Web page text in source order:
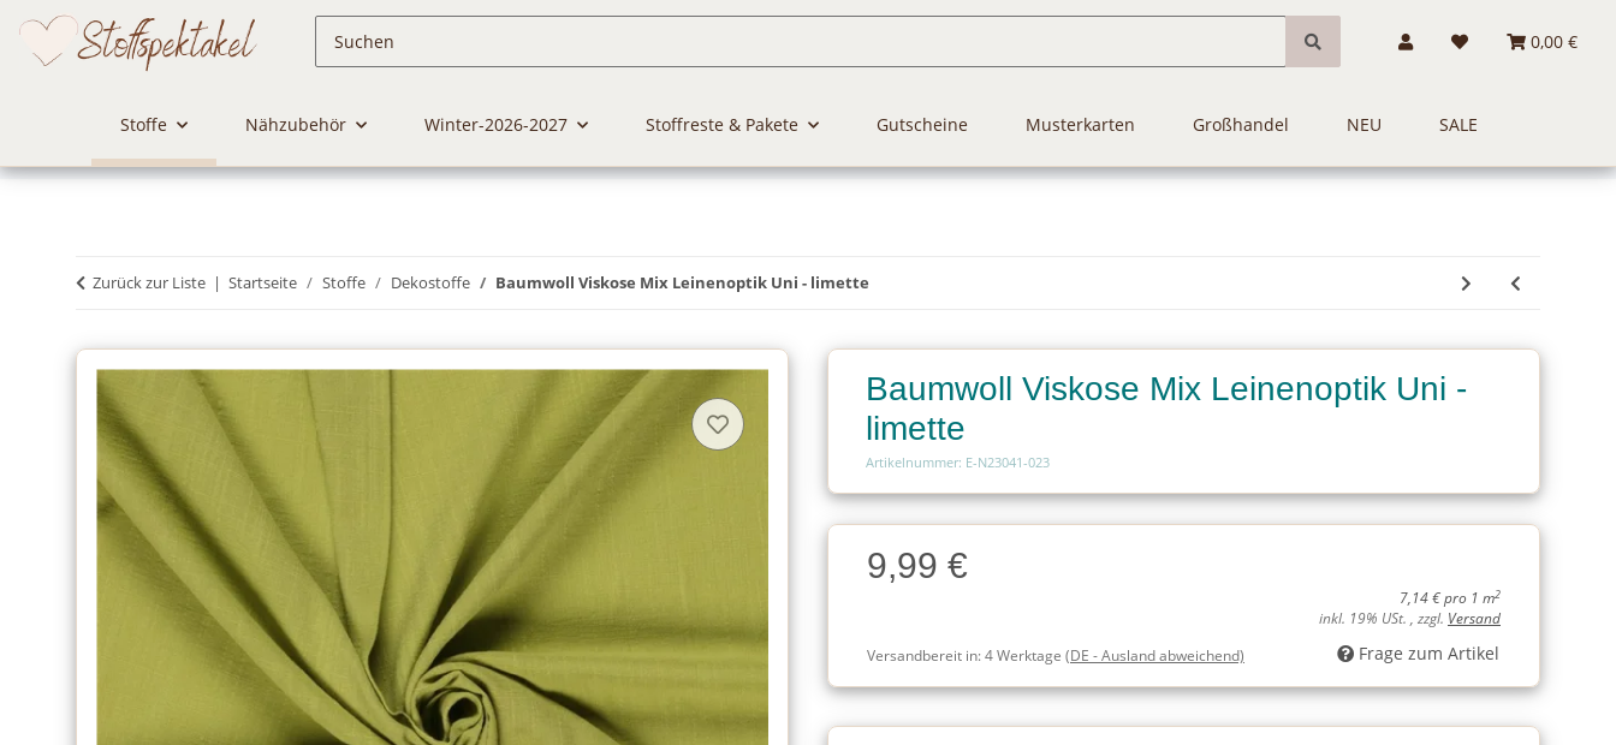
0,00 €
Stoffe Nähzubehör Winter-2026-2027 Stoffreste & Pakete Gutscheine Musterkarten Großhandel NEU SALE
Zurück zur Liste Startseite Stoffe Dekostoffe Baumwoll Viskose Mix Leinenoptik Uni - limette
Baumwoll Viskose Mix Leinenoptik Uni -
limette
Artikelnummer: E-N23041-023
Charge
Charge9,99 €
7,14 € pro 1 m2
inkl. 19% USt. , zzgl. Versand
Versandbereit in:4 Werktage (DE - Ausland abweichend) Frage zum Artikel